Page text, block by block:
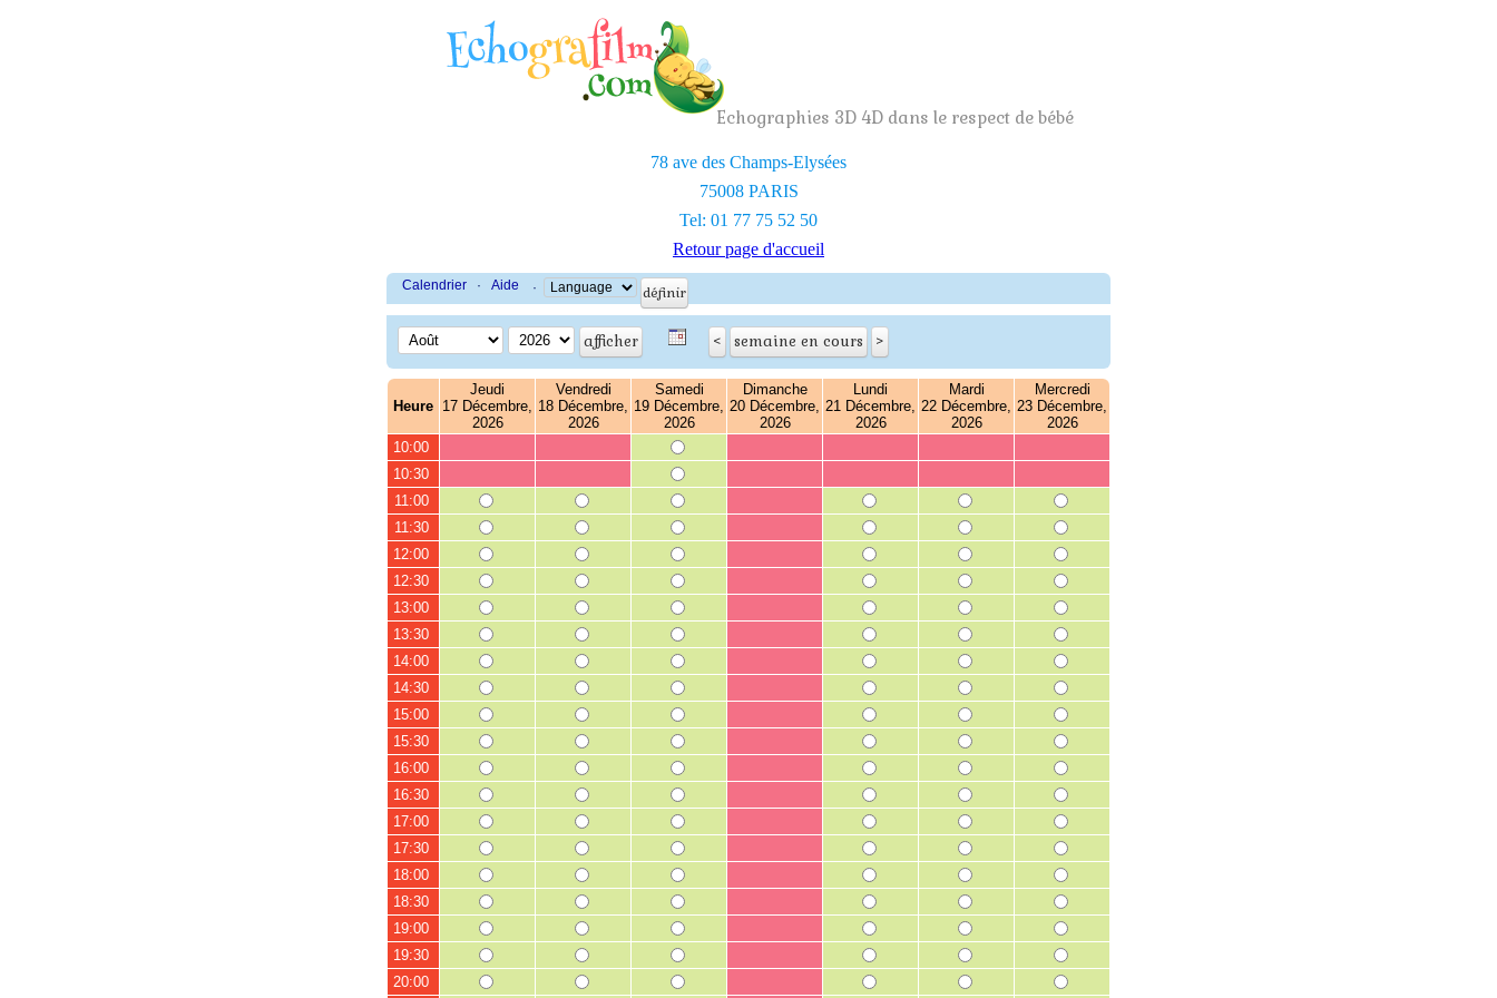
Echographies 3D 4D dans le respect de bébé
78 ave des Champs-Elysées
75008 PARIS
Tel: 01 77 75 52 50
Retour page d'accueil
Calendrier · Aide ·
Heure
Jeudi
17 Décembre,
2026
Vendredi
18 Décembre,
2026
Samedi
19 Décembre,
2026
Dimanche
20 Décembre,
2026
Lundi
21 Décembre,
2026
Mardi
22 Décembre,
2026
Mercredi
23 Décembre,
2026
10:00
10:30
11:00
11:30
12:00
12:30
13:00
13:30
14:00
14:30
15:00
15:30
16:00
16:30
17:00
17:30
18:00
18:30
19:00
19:30
20:00